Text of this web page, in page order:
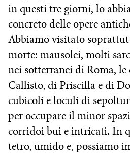
in questi tre giorni, lo
concreto delle opere
Abbiamo visitato
morte: mausolei, molti
nei sotterranei di Roma, le
Callisto, di Priscilla e di
cubicoli e loculi di
per occupare il minor
corridoi bui e intricati. In
tetro, umido e, possiamo